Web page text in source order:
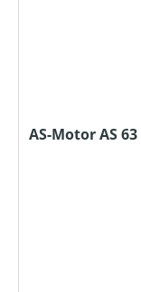
AS-Motor AS